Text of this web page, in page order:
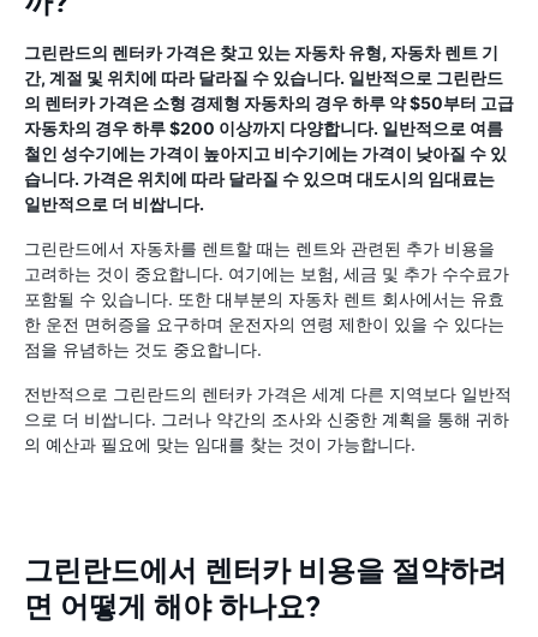
그린란드의 렌터카 가격은 찾고 있는 자동차 유형, 자동차 렌트 기
간, 계절 및 위치에 따라 달라질 수 있습니다. 일반적으로 그린란드
의 렌터카 가격은 소형 경제형 자동차의 경우 하루 약 $50부터 고급
자동차의 경우 하루 $200 이상까지 다양합니다. 일반적으로 여름
철인 성수기에는 가격이 높아지고 비수기에는 가격이 낮아질 수 있
습니다. 가격은 위치에 따라 달라질 수 있으며 대도시의 임대료는
일반적으로 더 비쌉니다.
그린란드에서 자동차를 렌트할 때는 렌트와 관련된 추가 비용을
고려하는 것이 중요합니다. 여기에는 보험, 세금 및 추가 수수료가
포함될 수 있습니다. 또한 대부분의 자동차 렌트 회사에서는 유효
한 운전 면허증을 요구하며 운전자의 연령 제한이 있을 수 있다는
점을 유념하는 것도 중요합니다.
전반적으로 그린란드의 렌터카 가격은 세계 다른 지역보다 일반적
으로 더 비쌉니다. 그러나 약간의 조사와 신중한 계획을 통해 귀하
의 예산과 필요에 맞는 임대를 찾는 것이 가능합니다.
그린란드에서 렌터카 비용을 절약하려
면 어떻게 해야 하나요?